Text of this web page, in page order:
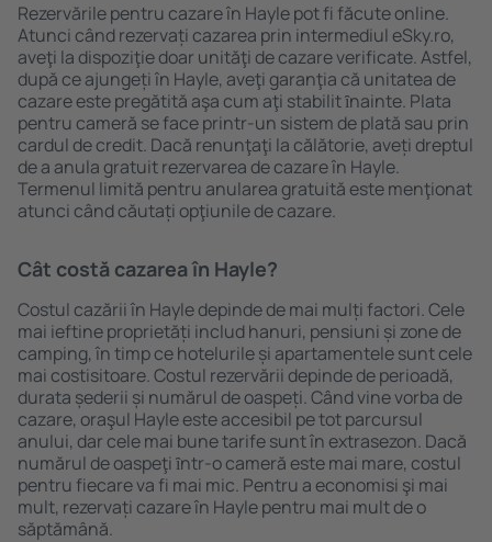
Rezervările pentru cazare în Hayle pot fi făcute online.
Atunci când rezervați cazarea prin intermediul eSky.ro,
aveţi la dispoziţie doar unităţi de cazare verificate. Astfel,
după ce ajungeți în Hayle, aveţi garanţia că unitatea de
cazare este pregătită aşa cum aţi stabilit ȋnainte. Plata
pentru cameră se face printr-un sistem de plată sau prin
cardul de credit. Dacă renunţaţi la călătorie, aveți dreptul
de a anula gratuit rezervarea de cazare în Hayle.
Termenul limită pentru anularea gratuită este menţionat
atunci când căutați opţiunile de cazare.
Cât costă cazarea în Hayle?
Costul cazării în Hayle depinde de mai mulți factori. Cele
mai ieftine proprietăți includ hanuri, pensiuni și zone de
camping, în timp ce hotelurile și apartamentele sunt cele
mai costisitoare. Costul rezervării depinde de perioadă,
durata șederii și numărul de oaspeți. Când vine vorba de
cazare, oraşul Hayle este accesibil pe tot parcursul
anului, dar cele mai bune tarife sunt în extrasezon. Dacă
numărul de oaspeţi ȋntr-o cameră este mai mare, costul
pentru fiecare va fi mai mic. Pentru a economisi şi mai
mult, rezervați cazare în Hayle pentru mai mult de o
săptămână.